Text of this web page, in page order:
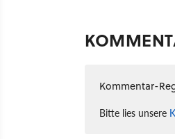
Kommentar-
Bitte lies unsere